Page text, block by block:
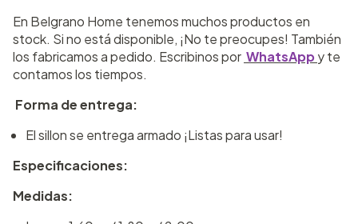
En Belgrano Home tenemos muchos productos en
stock. Si no está disponible, ¡No te preocupes! También
los fabricamos a pedido. Escribinos por WhatsAppy te
contamos los tiempos.
Forma de entrega:
El sillon se entrega armado ¡Listas para usar!
Especificaciones:
Medidas: